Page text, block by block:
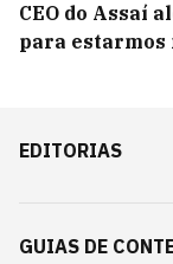
CEO do Assaí
para estarmos
EDITORIAS
GUIAS DE